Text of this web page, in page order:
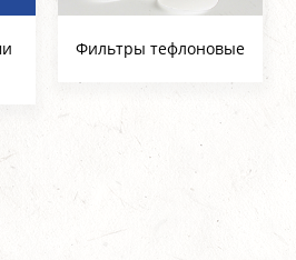
Фильтры тефлоновые